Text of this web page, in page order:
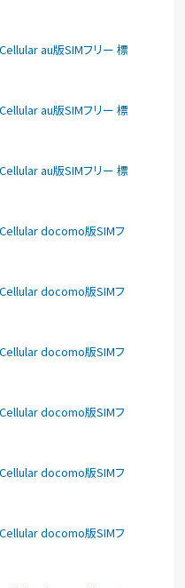
au版SIMフリー 標
au版SIMフリー 標
au版SIMフリー 標
docomo版SIMフ
docomo版SIMフ
docomo版SIMフ
docomo版SIMフ
docomo版SIMフ
docomo版SIMフ